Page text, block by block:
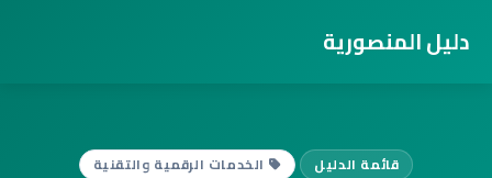
دليل المنصورية
قائمة الدليل
الخدمات الرقمية والتقنية